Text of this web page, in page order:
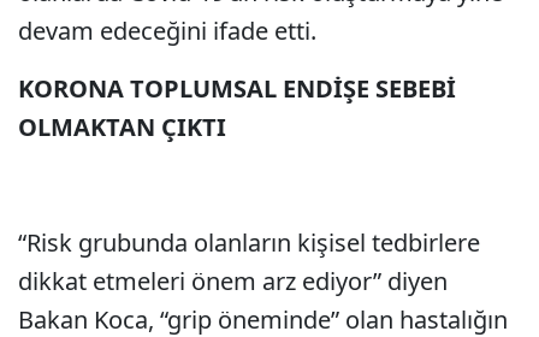
devam edeceğini ifade etti.
KORONA TOPLUMSAL ENDİŞE SEBEBİ
OLMAKTAN ÇIKTI
“Risk grubunda olanların kişisel tedbirlere
dikkat etmeleri önem arz ediyor” diyen
Bakan Koca, “grip öneminde” olan hastalığın